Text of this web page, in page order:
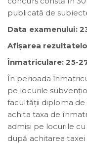
publicată de
Data examenului:
Afişarea
Înmatriculare: 25-
În perioada
pe locurile
facultății diploma de
achita taxa de
admiși pe locurile
după achitarea